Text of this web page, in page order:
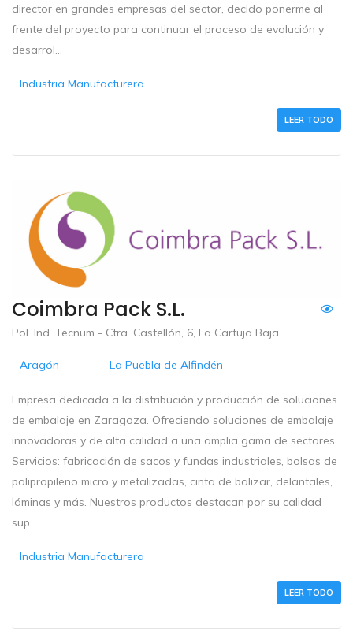
director en grandes empresas del sector, decido ponerme al
frente del proyecto para continuar el proceso de evolución y
desarrol...
Industria Manufacturera
LEER TODO
Coimbra Pack S.L.
Pol. Ind. Tecnum - Ctra. Castellón, 6, La Cartuja Baja
Aragón - - La Puebla de Alfindén
Empresa dedicada a la distribución y producción de soluciones
de embalaje en Zaragoza. Ofreciendo soluciones de embalaje
innovadoras y de alta calidad a una amplia gama de sectores.
Servicios: fabricación de sacos y fundas industriales, bolsas de
polipropileno micro y metalizadas, cinta de balizar, delantales,
láminas y más. Nuestros productos destacan por su calidad
sup...
Industria Manufacturera
LEER TODO